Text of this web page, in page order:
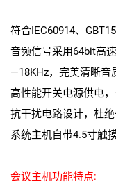
符合IEC60914、
音频信号采用64bit高
—18KHz，完美清晰音
高性能开关电源供电
抗干扰电路设计，杜绝
系统主机自带4.5寸触
会议主机功能特点: